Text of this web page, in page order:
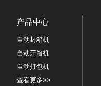
产品中心
自动封箱机
自动开箱机
自动打包机
查看更多>>